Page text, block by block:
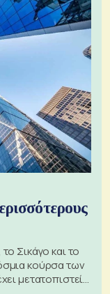
Σικάγο και το
κούρσα των
μετατοπιστεί